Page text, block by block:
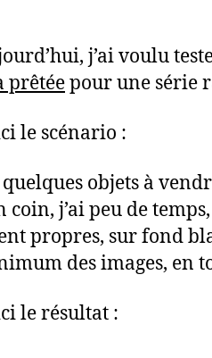
j’ai voulu
prêtéepour une série
le scénario :
quelques objets à
coin, j’ai peu de
propres, sur fond
des images, en
le résultat :